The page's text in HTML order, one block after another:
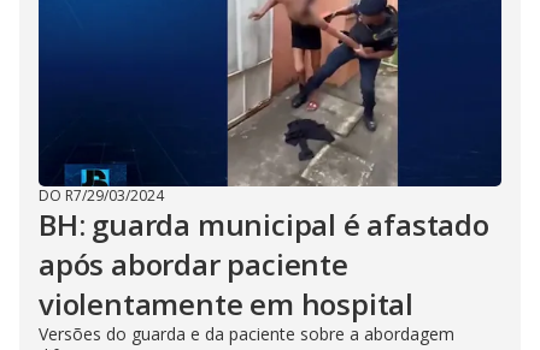
DO R7/29/03/2024
BH: guarda municipal é afastado
após abordar paciente
violentamente em hospital
Versões do guarda e da paciente sobre a abordagem